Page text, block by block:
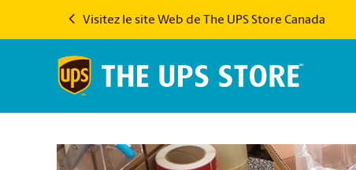
Visitez le site Web de The UPS Store Canada